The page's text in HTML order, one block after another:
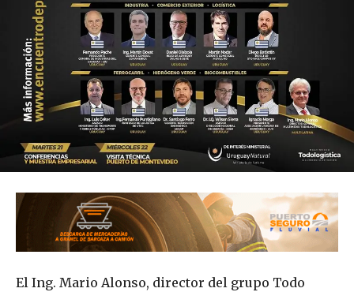
El Ing. Mario Alonso, director del grupo Todo